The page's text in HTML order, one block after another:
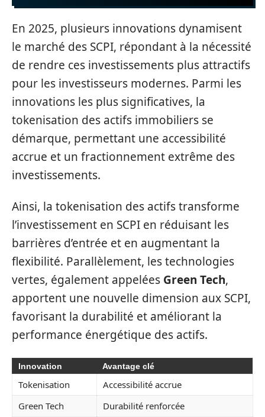
En 2025, plusieurs innovations dynamisent
le marché des SCPI, répondant à la nécessité
de rendre ces investissements plus attractifs
pour les investisseurs modernes. Parmi les
innovations les plus significatives, la
tokenisation des actifs immobiliers se
démarque, permettant une accessibilité
accrue et un fractionnement extrême des
investissements.
Ainsi, la tokenisation des actifs transforme
l’investissement en SCPI en réduisant les
barrières d’entrée et en augmentant la
flexibilité. Parallèlement, les technologies
vertes, également appelées Green Tech,
apportent une nouvelle dimension aux SCPI,
favorisant la durabilité et améliorant la
performance énergétique des actifs.
Innovation Avantage clé
Tokenisation
Accessibilité accrue
Green Tech
Durabilité renforcée